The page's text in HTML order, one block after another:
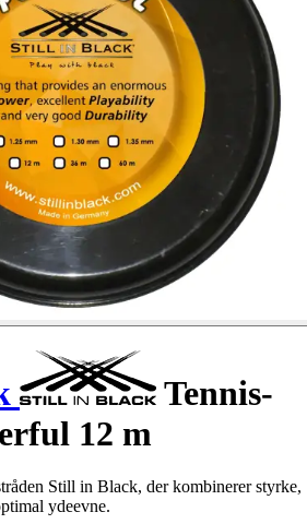
Tennis-
12 m
Still in Black, der kombinerer styrke,
ydeevne.